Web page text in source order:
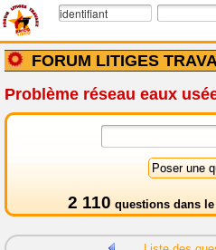
FORUM LITIGES
Problème réseau eaux
2 110 questions dans le